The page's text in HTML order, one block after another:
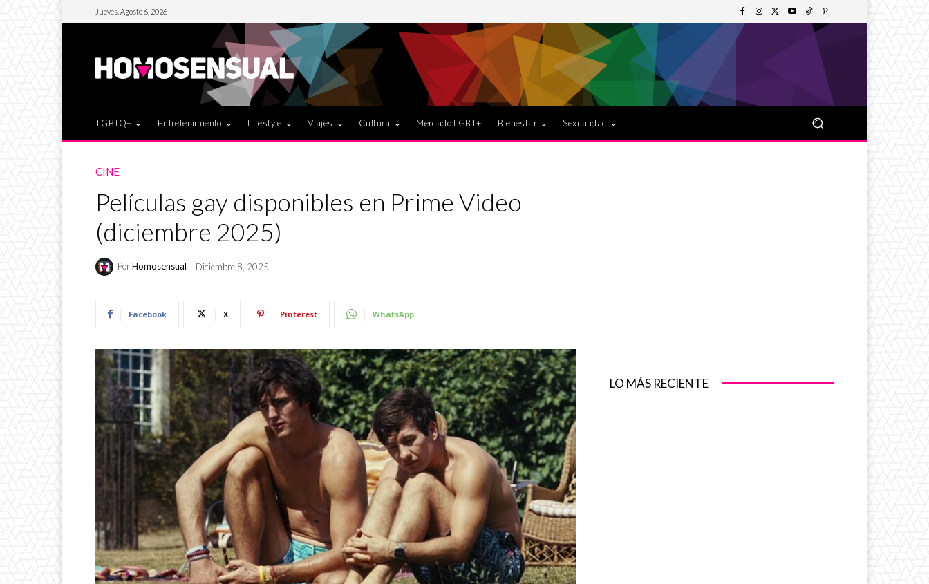
Jueves, Agosto 6, 2026
LGBTQ+ Entretenimiento Lifestyle Viajes Cultura Mercado LGBT+ Bienestar Sexualidad
CINE
Películas gay disponibles en Prime Video
(diciembre 2025)
PorHomosensual Diciembre 8, 2025
Facebook X Pinterest WhatsApp
LO MÁS RECIENTE